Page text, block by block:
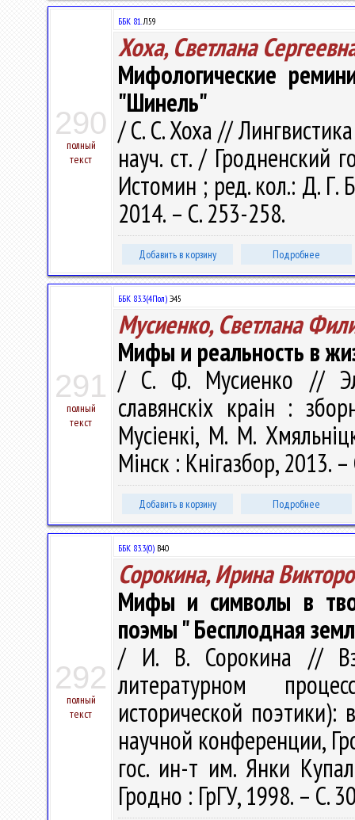
290
полный
текст
ББК 81.Л59
Хоха, Светлана
Мифологические
"Шинель"
/ С. С. Хоха //
науч. ст. / Гродненский
Истомин ; ред. кол.: Д.
2014. – С. 253-258.
Добавить в корзину Подробнее
291
полный
текст
ББК 83.3(4Пол) Э45
Мусиенко, Светлана
Мифы и реальность в
/ С. Ф. Мусиенко //
славянскіх краін :
Мусіенкі, М. М.
Мінск : Кнігазбор, 2013.
Добавить в корзину Подробнее
292
полный
текст
ББК 83.3(0) В40
Сорокина, Ирина
Мифы и символы в
поэмы " Бесплодная
/ И. В. Сорокина //
литературном
исторической
научной конференции,
гос. ин-т им. Янки
Гродно : ГрГУ, 1998. – С.